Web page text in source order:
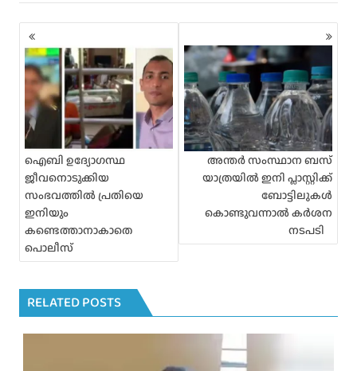
P
o
s
t
s
n
a
v
g
a
t
o
n
ഐബി ഉദ്യോഗസ്ഥ
ജീവനൊടുക്കിയ
സംഭവത്തിൽ പ്രതിയെ
ഇനിയും
കണ്ടെത്താനാകാതെ
പൊലീസ്
അന്തർ സംസ്ഥാന ബസ്
യാത്രയില്‍ ഇനി പ്ലാസ്റ്റിക്ക്
ബോട്ടിലുകള്‍
കൊണ്ടുവന്നാല്‍ കര്‍ശന
നടപടി
RELATED POSTS